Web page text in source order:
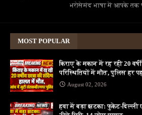
भरोसेमंद भाषा में आपके तक
MOST POPULAR
किराए के मकान में रह रही 20
परिस्थितियों में मौत, पुलिस हर
August 02, 2026
हवा में बड़ा झटका: फुकेट-दिल्ली